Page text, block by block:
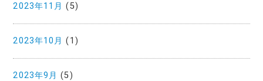
2023年11月 (5)
2023年10月 (1)
2023年9月 (5)